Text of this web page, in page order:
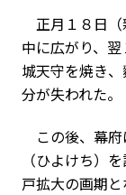
正月１８日（
中に広がり、
城天守を焼き
分が失われた。
この後、幕府
（ひよけち）
戸拡大の画期